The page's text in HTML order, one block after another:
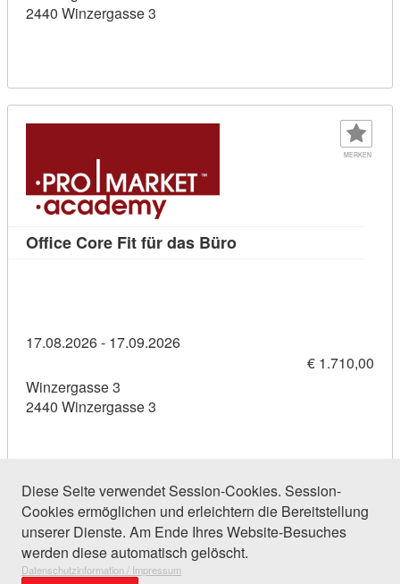
2440 Winzergasse 3
MERKEN
Office Core Fit für das BüroKursdetail: Office Core
17.08.2026 - 17.09.2026
€ 1.710,00
Winzergasse 3
2440 Winzergasse 3
74 Einträge gefunden (1 von 4)
Diese Seite verwendet Session-Cookies. Session-
Cookies ermöglichen und erleichtern die Bereitstellung
unserer Dienste. Am Ende Ihres Website-Besuches
werden diese automatisch gelöscht.
Datenschutzinformation / Impressum